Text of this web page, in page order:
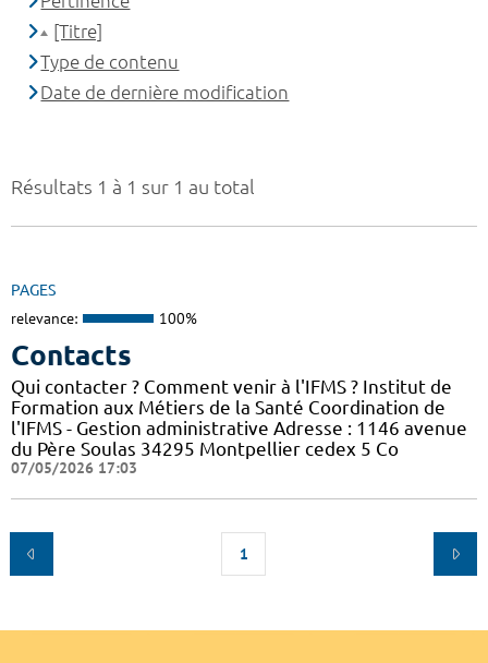
Résultats 1 à 1 sur 1 au total
PAGES
relevance: 100%
Contacts
Qui contacter ? Comment venir à l'IFMS ? Institut de
Formation aux Métiers de la Santé Coordination de
l'IFMS - Gestion administrative Adresse : 1146 avenue
du Père Soulas 34295 Montpellier cedex 5 Co
07/05/2026 17:03
1
[Titre]
Type de contenu
Date de dernière modification